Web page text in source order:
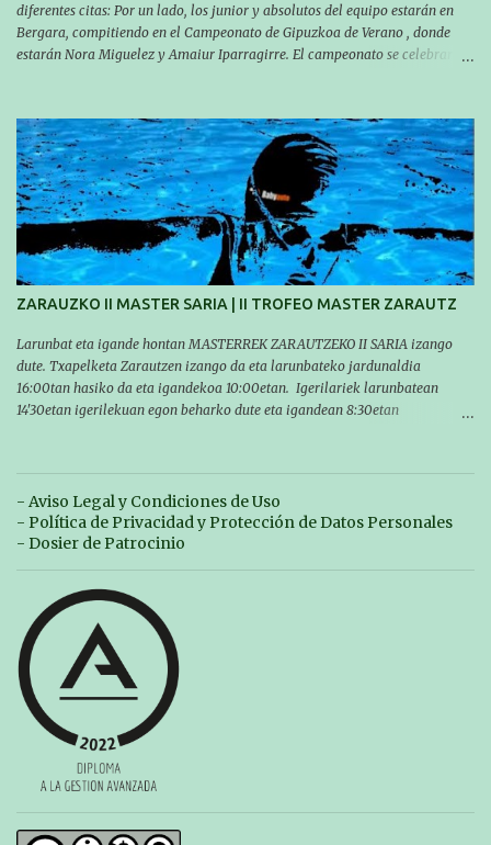
diferentes citas: Por un lado, los junior y absolutos del equipo estarán en
Bergara, compitiendo en el Campeonato de Gipuzkoa de Verano , donde
estarán Nora Miguelez y Amaiur Iparragirre. El campeonato se celebrará
sábado por la tarde a las 16:30. Por otro lado, otro grupo pequeño actuará
en el polideportivo Antzizar de Beasain en el XXIIIº memorial Leire
Contreras , en una mañana popular festiva organizada por el club Igartza.
Las pruebas empezarán a las 10:30, a las 11:30 habrá pruebas populares
australianas y después habrá un almuerzo para todos y todas las
participantes. Toda la información sobre convocatorias y competiciones la
encontraréis en nuestra web, en el siguiente enlace:
https://www.es.buruntzaldeaikt.eus/competici%C3%B3n/egutegia#h.9xisch
p06awl ¡Mucha suert...
ZARAUZKO II MASTER SARIA | II TROFEO MASTER ZARAUTZ
Larunbat eta igande hontan MASTERREK ZARAUTZEKO II SARIA izango
dute. Txapelketa Zarautzen izango da eta larunbateko jardunaldia
16:00tan hasiko da eta igandekoa 10:00etan. Igerilariek larunbatean
14'30etan igerilekuan egon beharko dute eta igandean 8:30etan
domingo los MASTERS tendrán el II TROFEO MASTER DE ZARAUTZ. La
competición se celebrará en Zarautz a las 16:00 la jornada del sabado y a
las 10:00 la del domingo. Los/las nadadores/as tendrán que estar en la
piscina a las 14:30 el sabado y a las 8:30 el domingo (polideportivo
- Aviso Legal y Condiciones de Uso
- Política de Privacidad y Protección de Datos Personales
- Dosier de Patrocinio